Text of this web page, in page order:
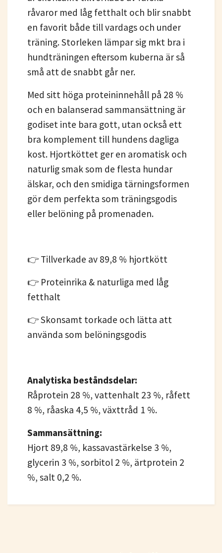
råvaror med låg fetthalt och blir snabbt
en favorit både till vardags och under
träning. Storleken lämpar sig mkt bra i
hundträningen eftersom kuberna är så
små att de snabbt går ner.
Med sitt höga proteininnehåll på 28 %
och en balanserad sammansättning är
godiset inte bara gott, utan också ett
bra komplement till hundens dagliga
kost. Hjortköttet ger en aromatisk och
naturlig smak som de flesta hundar
älskar, och den smidiga tärningsformen
gör dem perfekta som träningsgodis
eller belöning på promenaden.
👉 Tillverkade av 89,8 % hjortkött
👉 Proteinrika & naturliga med låg
fetthalt
👉 Skonsamt torkade och lätta att
använda som belöningsgodis
Analytiska beståndsdelar:
Råprotein 28 %, vattenhalt 23 %, råfett
8 %, råaska 4,5 %, växttråd 1 %.
Sammansättning:
Hjort 89,8 %, kassavastärkelse 3 %,
glycerin 3 %, sorbitol 2 %, ärtprotein 2
%, salt 0,2 %.